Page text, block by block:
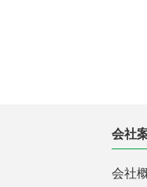
会社
会社